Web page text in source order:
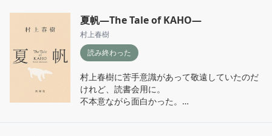
夏帆―The Tale of KAHO―
村上春樹
読み終わった
村上春樹に苦手意識があって敬遠していたのだ
けれど、読書会用に。
不本意ながら面白かった。